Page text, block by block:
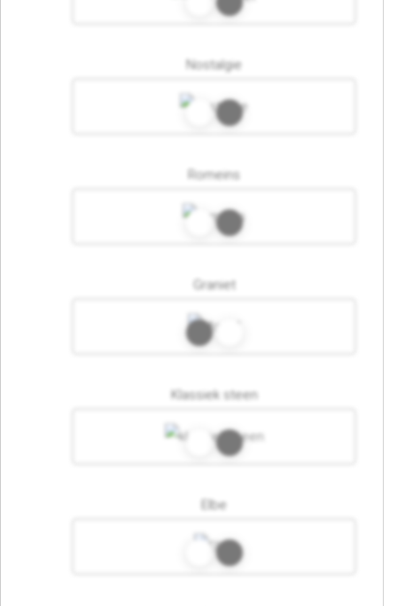
Nostalgie
Romeins
Graniet
Klassiek steen
Elbe